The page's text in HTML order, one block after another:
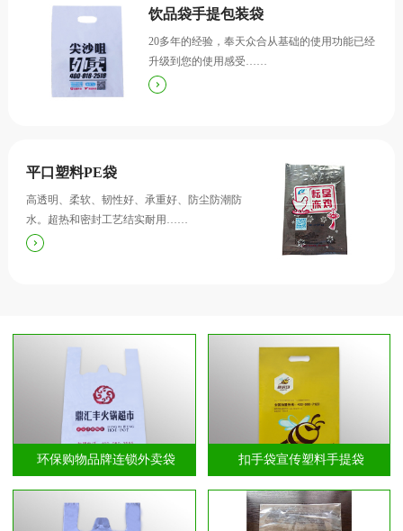
饮品袋手提包装袋
20多年的经验，奉天众合从基础的使用功能已经
升级到您的使用感受……
平口塑料PE袋
高透明、柔软、韧性好、承重好、防尘防潮防
水。超热和密封工艺结实耐用……
环保购物品牌连锁外卖袋 扣手袋宣传塑料手提袋